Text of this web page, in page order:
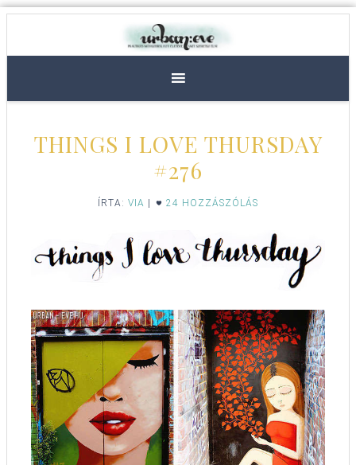
THINGS I LOVE THURSDAY
#276
ÍRTA: VIA 24 HOZZÁSZÓLÁS